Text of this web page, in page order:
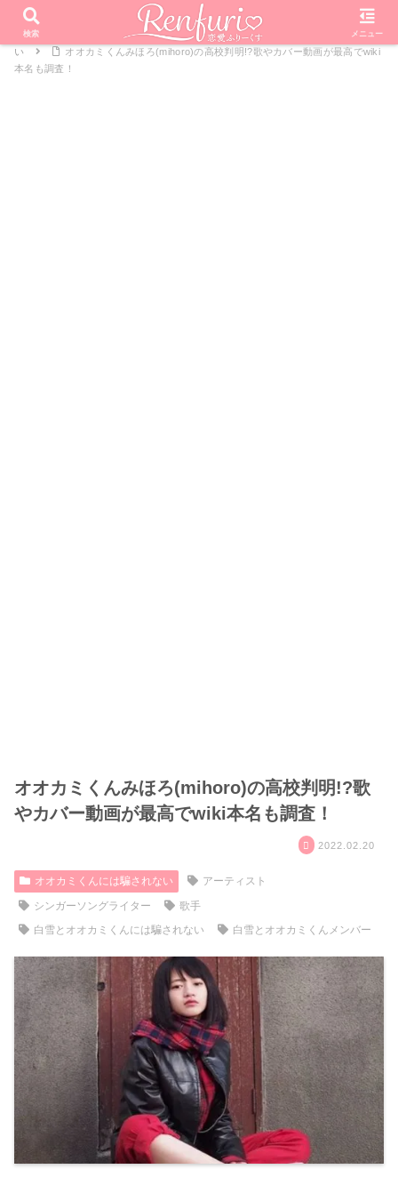
PR
ホーム 恋愛リアリティーショー
オオカミくんには騙されな
い
オオカミくんみほろ(mihoro)の高校判明!?歌やカバー動画が最高でwiki
本名も調査！
オオカミくんみほろ(mihoro)の高校判明!?歌
やカバー動画が最高でwiki本名も調査！
2022.02.20
オオカミくんには騙されない
アーティスト
シンガーソングライター
歌手
白雪とオオカミくんには騙されない
白雪とオオカミくんメンバー
検索 メニュー